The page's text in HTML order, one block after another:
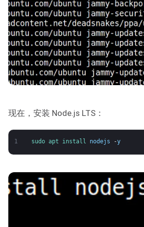
现在，安装 Node.js LTS：
1 sudo apt install nodejs -y